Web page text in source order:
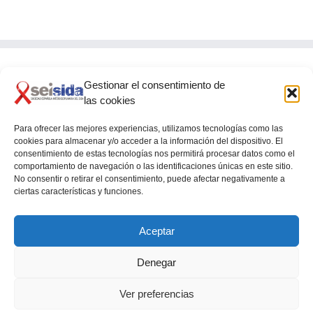
Gestionar el consentimiento de
las cookies
Para ofrecer las mejores experiencias, utilizamos tecnologías como las
cookies para almacenar y/o acceder a la información del dispositivo. El
consentimiento de estas tecnologías nos permitirá procesar datos como el
comportamiento de navegación o las identificaciones únicas en este sitio.
No consentir o retirar el consentimiento, puede afectar negativamente a
ciertas características y funciones.
Aceptar
Denegar
Ver preferencias
SEISIDA
Glorieta de Quevedo, 9 – 5º
Legal y Política de Privacidad|Política de Cookies